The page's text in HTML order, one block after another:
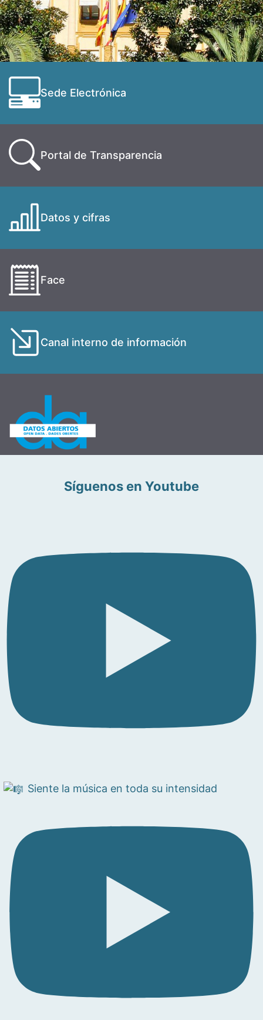
Sede Electrónica
Portal de Transparencia
Datos y cifras
Face
Canal interno de información
Síguenos en Youtube
Siente la música en toda su intensidad